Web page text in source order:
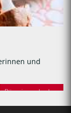
und
Bäuerinnen backen